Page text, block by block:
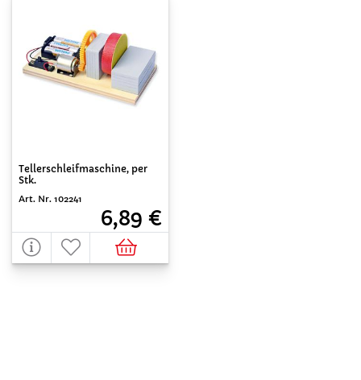
Tellerschleifmaschine, per
Stk.
Art. Nr. 102241
6,89 €